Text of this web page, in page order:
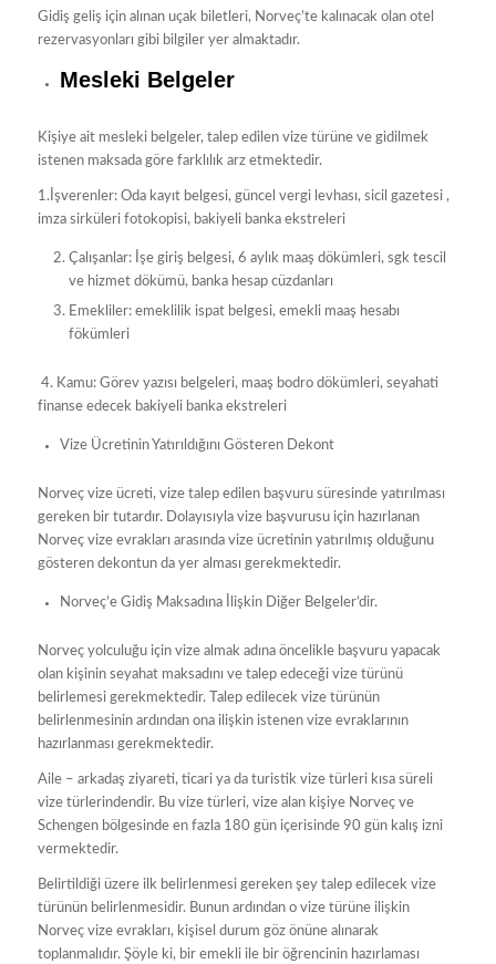
Gidiş geliş için alınan uçak biletleri, Norveç’te kalınacak olan otel
rezervasyonları gibi bilgiler yer almaktadır.
Mesleki Belgeler
Kişiye ait mesleki belgeler, talep edilen vize türüne ve gidilmek
istenen maksada göre farklılık arz etmektedir.
1.İşverenler: Oda kayıt belgesi, güncel vergi levhası, sicil gazetesi ,
imza sirküleri fotokopisi, bakiyeli banka ekstreleri
Çalışanlar: İşe giriş belgesi, 6 aylık maaş dökümleri, sgk tescil
ve hizmet dökümü, banka hesap cüzdanları
Emekliler: emeklilik ispat belgesi, emekli maaş hesabı
fökümleri
4. Kamu: Görev yazısı belgeleri, maaş bodro dökümleri, seyahati
finanse edecek bakiyeli banka ekstreleri
Vize Ücretinin Yatırıldığını Gösteren Dekont
Norveç vize ücreti, vize talep edilen başvuru süresinde yatırılması
gereken bir tutardır. Dolayısıyla vize başvurusu için hazırlanan
Norveç vize evrakları arasında vize ücretinin yatırılmış olduğunu
gösteren dekontun da yer alması gerekmektedir.
Norveç’e Gidiş Maksadına İlişkin Diğer Belgeler’dir.
Norveç yolculuğu için vize almak adına öncelikle başvuru yapacak
olan kişinin seyahat maksadını ve talep edeceği vize türünü
belirlemesi gerekmektedir. Talep edilecek vize türünün
belirlenmesinin ardından ona ilişkin istenen vize evraklarının
hazırlanması gerekmektedir.
Aile – arkadaş ziyareti, ticari ya da turistik vize türleri kısa süreli
vize türlerindendir. Bu vize türleri, vize alan kişiye Norveç ve
Schengen bölgesinde en fazla 180 gün içerisinde 90 gün kalış izni
vermektedir.
Belirtildiği üzere ilk belirlenmesi gereken şey talep edilecek vize
türünün belirlenmesidir. Bunun ardından o vize türüne ilişkin
Norveç vize evrakları, kişisel durum göz önüne alınarak
toplanmalıdır. Şöyle ki, bir emekli ile bir öğrencinin hazırlaması